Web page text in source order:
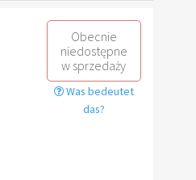
Obecnie
niedostępne
w sprzedaży
Was bedeutet
das?